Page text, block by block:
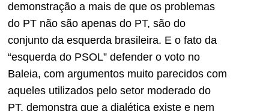
demonstração a mais de que os problemas
do PT não são apenas do PT, são do
conjunto da esquerda brasileira. E o fato da
“esquerda do PSOL” defender o voto no
Baleia, com argumentos muito parecidos com
aqueles utilizados pelo setor moderado do
PT, demonstra que a dialética existe e nem